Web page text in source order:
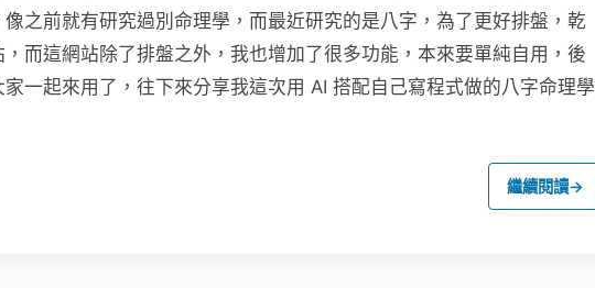
像之前就有研究過別命理學，而最近研究的是八字，為了更好排盤，乾
而這網站除了排盤之外，我也增加了很多功能，本來要單純自用，後
一起來用了，往下來分享我這次用 AI 搭配自己寫程式做的八字命理學
繼續閱讀→